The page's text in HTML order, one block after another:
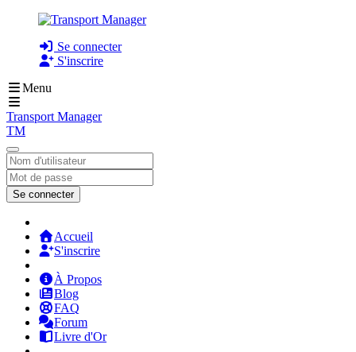
Se connecter
S'inscrire
Menu
Transport Manager
TM
Se connecter
Accueil
S'inscrire
À Propos
Blog
FAQ
Forum
Livre d'Or